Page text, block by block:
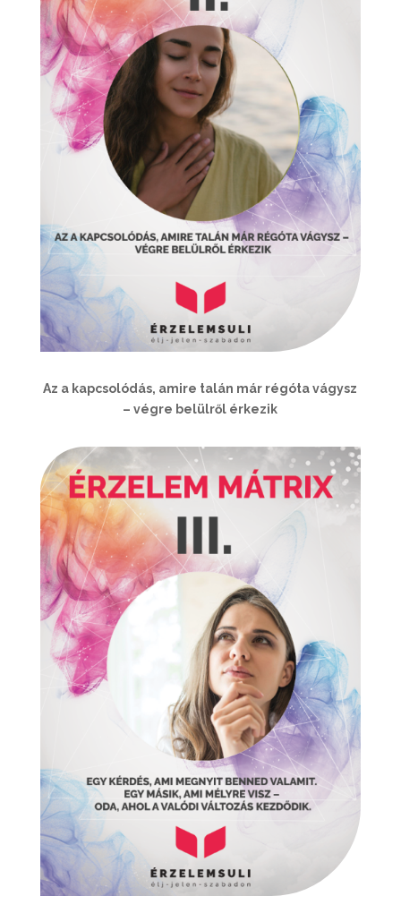
Az a kapcsolódás, amire talán már régóta vágysz
– végre belülről érkezik